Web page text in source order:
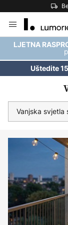
to
Content
LJETNA
Uštedite
Vanjska